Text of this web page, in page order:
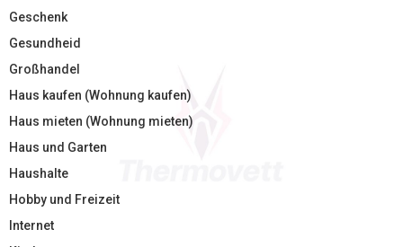
Geschenk
Gesundheid
Großhandel
Haus kaufen (Wohnung kaufen)
Haus mieten (Wohnung mieten)
Haus und Garten
Haushalte
Hobby und Freizeit
Internet